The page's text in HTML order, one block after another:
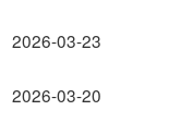
2026-03-23
2026-03-20